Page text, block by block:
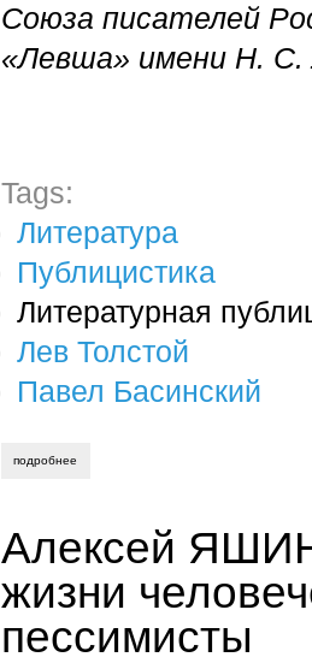
Союза писателей
«Левша» имени Н. С.
Tags:
Литература
Публицистика
Литературная
Лев Толстой
Павел Басинский
подробнее
Алексей
жизни
пессимисты